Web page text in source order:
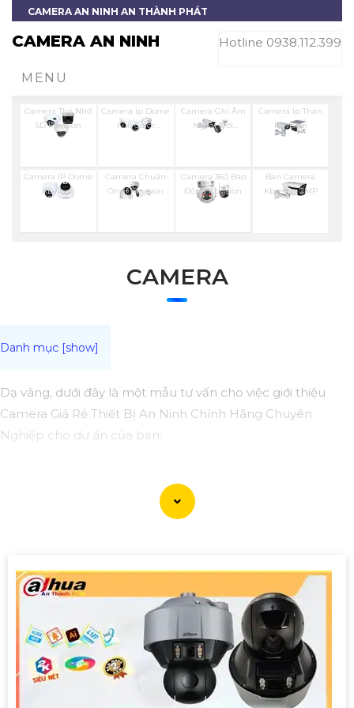
CAMERA AN NINH AN THÀNH PHÁT
CAMERA AN NINH Hotline 0938.112.399
MENU
Camera Thẻ Nhớ
SD Kbvision
Camera Ip Dome
Full Color
Camera Ghi Âm
Ngoài Trời
Camera Ip Than
Kbvision
Camera IP Dome
Kbviison
Camera Chuẩn
Onvif Kbvision
Camera 360 Báo
Động Kbvision
Bán Camera
Kbvision 2MP
CAMERA
Dạ vâng, dưới đây là một mẫu tư vấn cho việc giới thiệu
Camera Giá Rẻ Thiết Bị An Ninh Chính Hãng Chuyên
Nghiệp cho dự án của bạn:
Nghiệp, đáp ứng nhu cầu an ninh và giám sát cho dự án
của quý khách một cách hiệu quả, tin cậy và tiết kiệm.
Ưu điểm của dòng sản phẩm:〗
Giá cả hợp lý: Camera giá
rẻ nhưng vẫntin tưởng
chất lượng và hiệu suất làm việc.
👩‍🌾
2:Chất lượng chính hãng: Sản phẩm được chọn lọc từ
các nhà sản xuất uy tín, cam kết chất lượng chính hãng.